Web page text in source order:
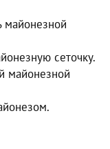
майонезной
сеточку.
майонезной